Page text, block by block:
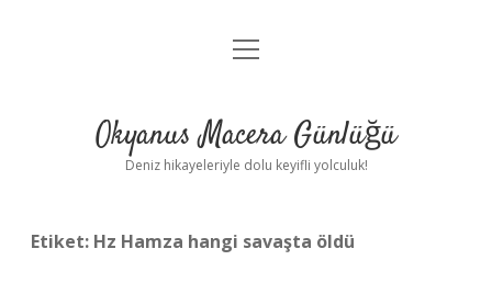
Anasayfa
Yasal Uyarı
menüyü
Okyanus Macera Günlüğü
Deniz hikayeleriyle dolu keyifli yolculuk!
Etiket: Hz Hamza hangi savaşta öldü